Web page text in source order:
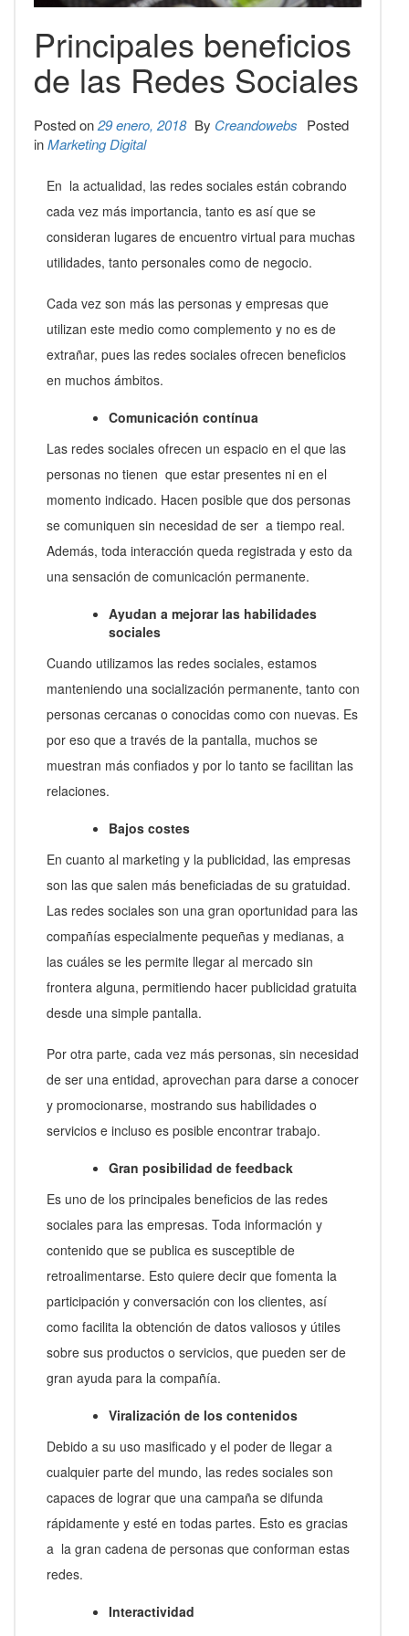
Principales beneficios
de las Redes Sociales
Posted on29 enero, 2018 By Creandowebs Posted
inMarketing Digital
En la actualidad, las redes sociales están cobrando
cada vez más importancia, tanto es así que se
consideran lugares de encuentro virtual para muchas
utilidades, tanto personales como de negocio.
Cada vez son más las personas y empresas que
utilizan este medio como complemento y no es de
extrañar, pues las redes sociales ofrecen beneficios
en muchos ámbitos.
Comunicación contínua
Las redes sociales ofrecen un espacio en el que las
personas no tienen que estar presentes ni en el
momento indicado. Hacen posible que dos personas
se comuniquen sin necesidad de ser a tiempo real.
Además, toda interacción queda registrada y esto da
una sensación de comunicación permanente.
Ayudan a mejorar las habilidades
sociales
Cuando utilizamos las redes sociales, estamos
manteniendo una socialización permanente, tanto con
personas cercanas o conocidas como con nuevas. Es
por eso que a través de la pantalla, muchos se
muestran más confiados y por lo tanto se facilitan las
relaciones.
Bajos costes
En cuanto al marketing y la publicidad, las empresas
son las que salen más beneficiadas de su gratuidad.
Las redes sociales son una gran oportunidad para las
compañías especialmente pequeñas y medianas, a
las cuáles se les permite llegar al mercado sin
frontera alguna, permitiendo hacer publicidad gratuita
desde una simple pantalla.
Por otra parte, cada vez más personas, sin necesidad
de ser una entidad, aprovechan para darse a conocer
y promocionarse, mostrando sus habilidades o
servicios e incluso es posible encontrar trabajo.
Gran posibilidad de feedback
Es uno de los principales beneficios de las redes
sociales para las empresas. Toda información y
contenido que se publica es susceptible de
retroalimentarse. Esto quiere decir que fomenta la
participación y conversación con los clientes, así
como facilita la obtención de datos valiosos y útiles
sobre sus productos o servicios, que pueden ser de
gran ayuda para la compañía.
Viralización de los contenidos
Debido a su uso masificado y el poder de llegar a
cualquier parte del mundo, las redes sociales son
capaces de lograr que una campaña se difunda
rápidamente y esté en todas partes. Esto es gracias
a la gran cadena de personas que conforman estas
redes.
Interactividad